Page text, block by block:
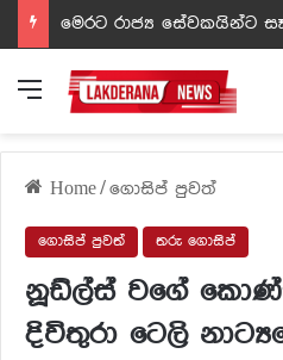
ඩඩ්ලිට දෙවෙනි නොවූ රත්න
Menu
Home/ගොසිප් පුවත්
ගොසිප් පුවත් තරු ගොසිප්
නූඩ්ල්ස් වගේ
දිවිතුරා ටෙලි